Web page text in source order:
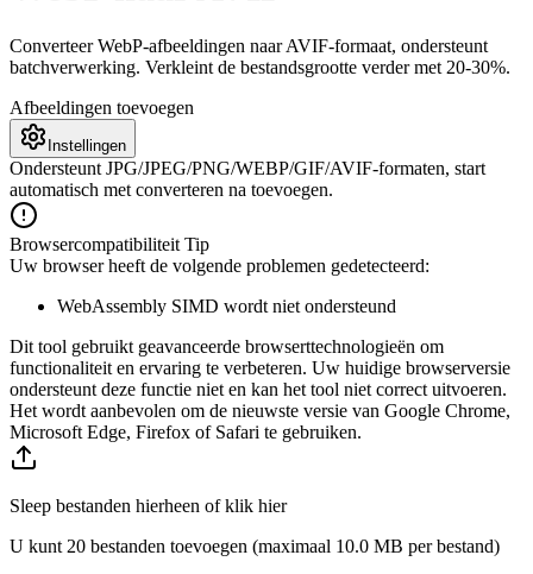
Converteer WebP-afbeeldingen naar AVIF-formaat, ondersteunt
batchverwerking. Verkleint de bestandsgrootte verder met 20-30%.
Afbeeldingen toevoegen
Instellingen
Ondersteunt JPG/JPEG/PNG/WEBP/GIF/AVIF-formaten, start
automatisch met converteren na toevoegen.
Browsercompatibiliteit Tip
Uw browser heeft de volgende problemen gedetecteerd:
WebAssembly SIMD wordt niet ondersteund
Dit tool gebruikt geavanceerde browserttechnologieën om
functionaliteit en ervaring te verbeteren. Uw huidige browserversie
ondersteunt deze functie niet en kan het tool niet correct uitvoeren.
Het wordt aanbevolen om de nieuwste versie van Google Chrome,
Microsoft Edge, Firefox of Safari te gebruiken.
Sleep bestanden hierheen of klik hier
U kunt 20 bestanden toevoegen (maximaal 10.0 MB per bestand)